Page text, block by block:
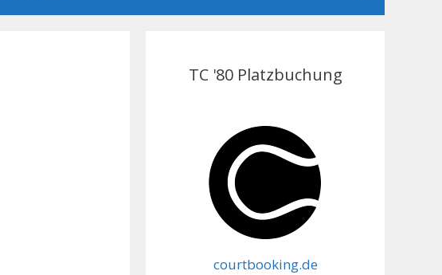
TC '80 Platzbuchung
courtbooking.de